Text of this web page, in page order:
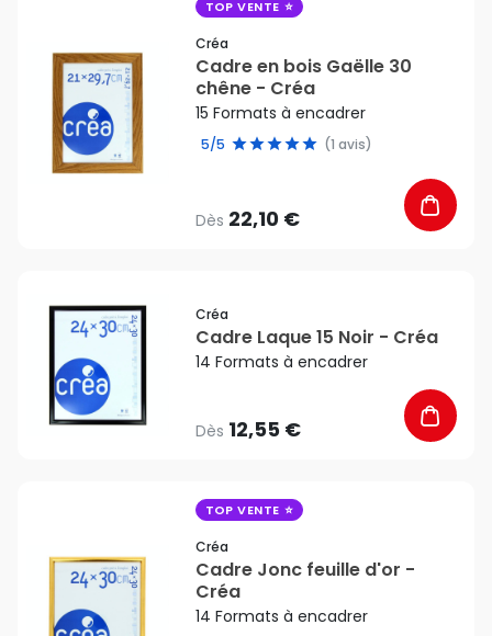
TOP VENTE
Créa
Cadre en bois Gaëlle 30
chêne - Créa
15 Formats à encadrer
5/5 (1 avis)
Dès 22,10 €
Créa
Cadre Laque 15 Noir - Créa
14 Formats à encadrer
Dès 12,55 €
TOP VENTE
Créa
Cadre Jonc feuille d'or -
Créa
14 Formats à encadrer